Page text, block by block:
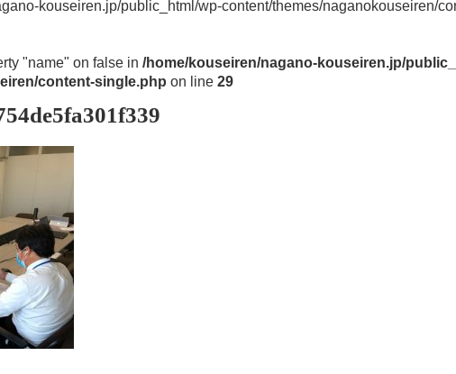
kouseiren.jp/public_html/wp-content/themes/naganokouseiren/
"name" on false in /home/kouseiren/nagano-kouseiren.jp/
content-single.php on line 29